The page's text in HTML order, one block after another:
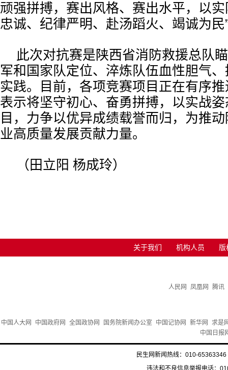
顽强拼搏，赛出风格、赛出水平，以实
忠诚、纪律严明、赴汤蹈火、竭诚为民
此次对抗赛是陕西省消防救援总队
军和国家队定位、淬炼队伍血性胆气
实践。目前，各项竞赛项目正在有序
表示将坚守初心、奋勇拼搏，以实战
目，力争以优异成绩载誉而归，为推
业高质量发展贡献力量。
（田立阳 杨成玲）
关于我们 机构人员 版
人民网 凤凰网 腾讯
中国人大网 中国政府网 全国政协网 国务院新闻办公室 中国记协网 新华网
求是
中国日报
民生网新闻热线：010-